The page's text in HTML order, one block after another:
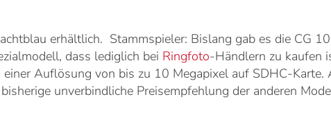
erhältlich. Stammspieler: Bislang gab es die CG
dass lediglich bei Ringfoto-Händlern zu kaufen
Auflösung von bis zu 10 Megapixel auf SDHC-Karte.
unverbindliche Preisempfehlung der anderen